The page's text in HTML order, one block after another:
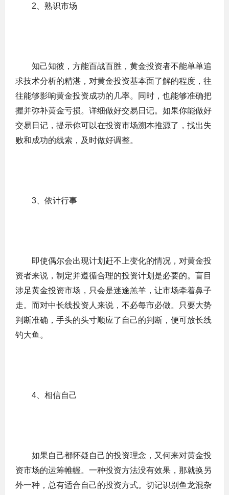
2、熟识市场
知己知彼，方能百战百胜，黄金投资者不能单单追
求技术分析的精湛，对黄金投资基本面了解的程度，往
往能够影响黄金投资成功的几率。同时，也能够准确把
握并弥补黄金亏损。详细做好交易日记。如果你能做好
交易日记，提示你可以在投资市场溯本推源了，找出失
败和成功的线索，及时做好调整。
3、依计行事
即使偶尔会出现计划赶不上变化的情况，对黄金投
资者来说，制定并遵循合理的投资计划是必要的。盲目
涉足黄金投资市场，只会是迷途羔羊，让市场牵着鼻子
走。而对中长线投资人来说，不必每市必做。只要大势
判断准确，手头的头寸顺应了自己的判断，便可放长线
钓大鱼。
4、相信自己
如果自己都怀疑自己的投资理念，又何来对黄金投
资市场的运筹帷幄。一种投资方法没有效果，那就换另
外一种，总有适合自己的投资方式。切记识别鱼龙混杂